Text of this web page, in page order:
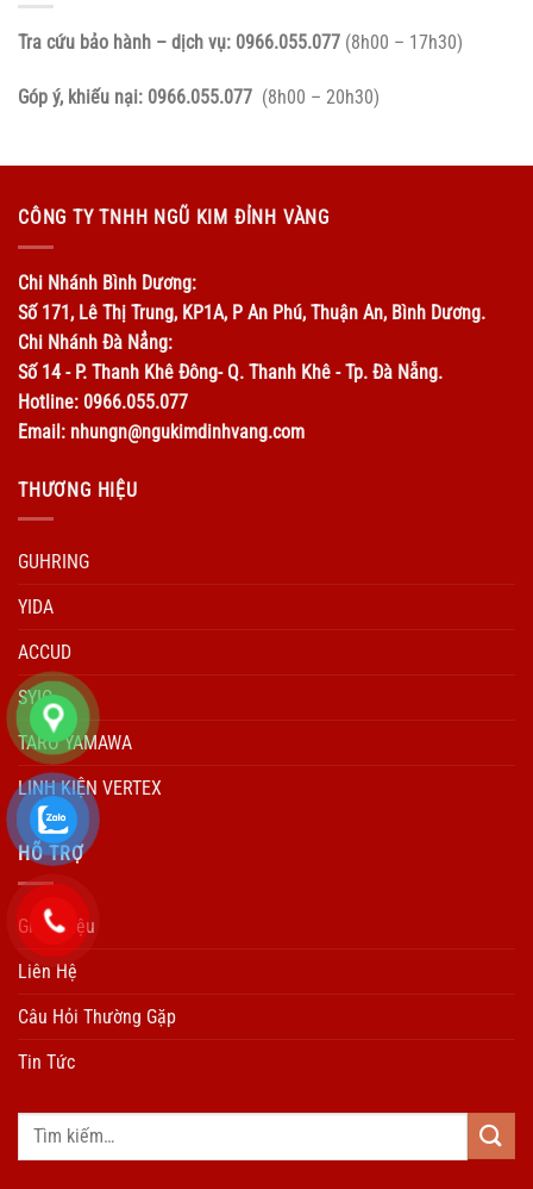
Tra cứu bảo hành – dịch vụ: 0966.055.077 (8h00 – 17h30)
Góp ý, khiếu nại: 0966.055.077 (8h00 – 20h30)
CÔNG TY TNHH NGŨ KIM ĐỈNH VÀNG
Chi Nhánh Bình Dương:
Số 171, Lê Thị Trung, KP1A, P An Phú, Thuận An, Bình Dương.
Chi Nhánh Đà Nẳng:
Số 14 - P. Thanh Khê Đông- Q. Thanh Khê - Tp. Đà Nẵng.
Hotline: 0966.055.077
Email: nhungn@ngukimdinhvang.com
THƯƠNG HIỆU
GUHRING
YIDA
ACCUD
SYIC
TARO YAMAWA
LINH KIỆN VERTEX
HÕ TRỢ
Giới Thiệu
Liên Hệ
Câu Hỏi Thường Gặp
Tin Tức